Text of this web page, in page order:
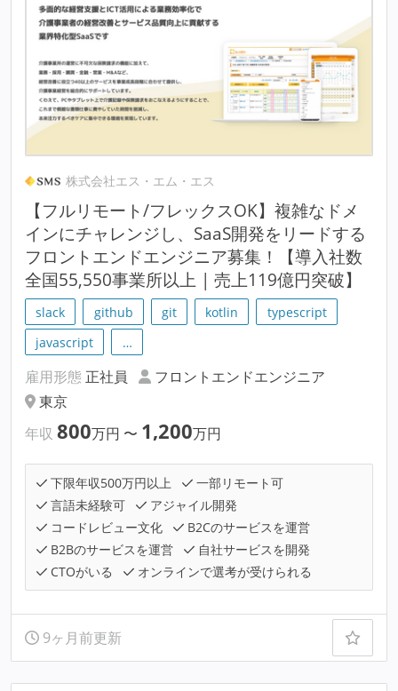
株式会社エス・エム・エス
【フルリモート/フレックスOK】複雑なドメ
インにチャレンジし、SaaS開発をリードする
フロントエンドエンジニア募集！【導入社数
全国55,550事業所以上 | 売上119億円突破】
slack github git kotlin
typescript
javascript
…
雇用形態 正社員
フロントエンドエンジニア
東京
年収 800万円 〜 1,200万円
下限年収500万円以上
一部リモート可
言語未経験可
アジャイル開発
コードレビュー文化
B2Cのサービスを運営
B2Bのサービスを運営
自社サービスを開発
CTOがいる
オンラインで選考が受けられる
9ヶ月前更新